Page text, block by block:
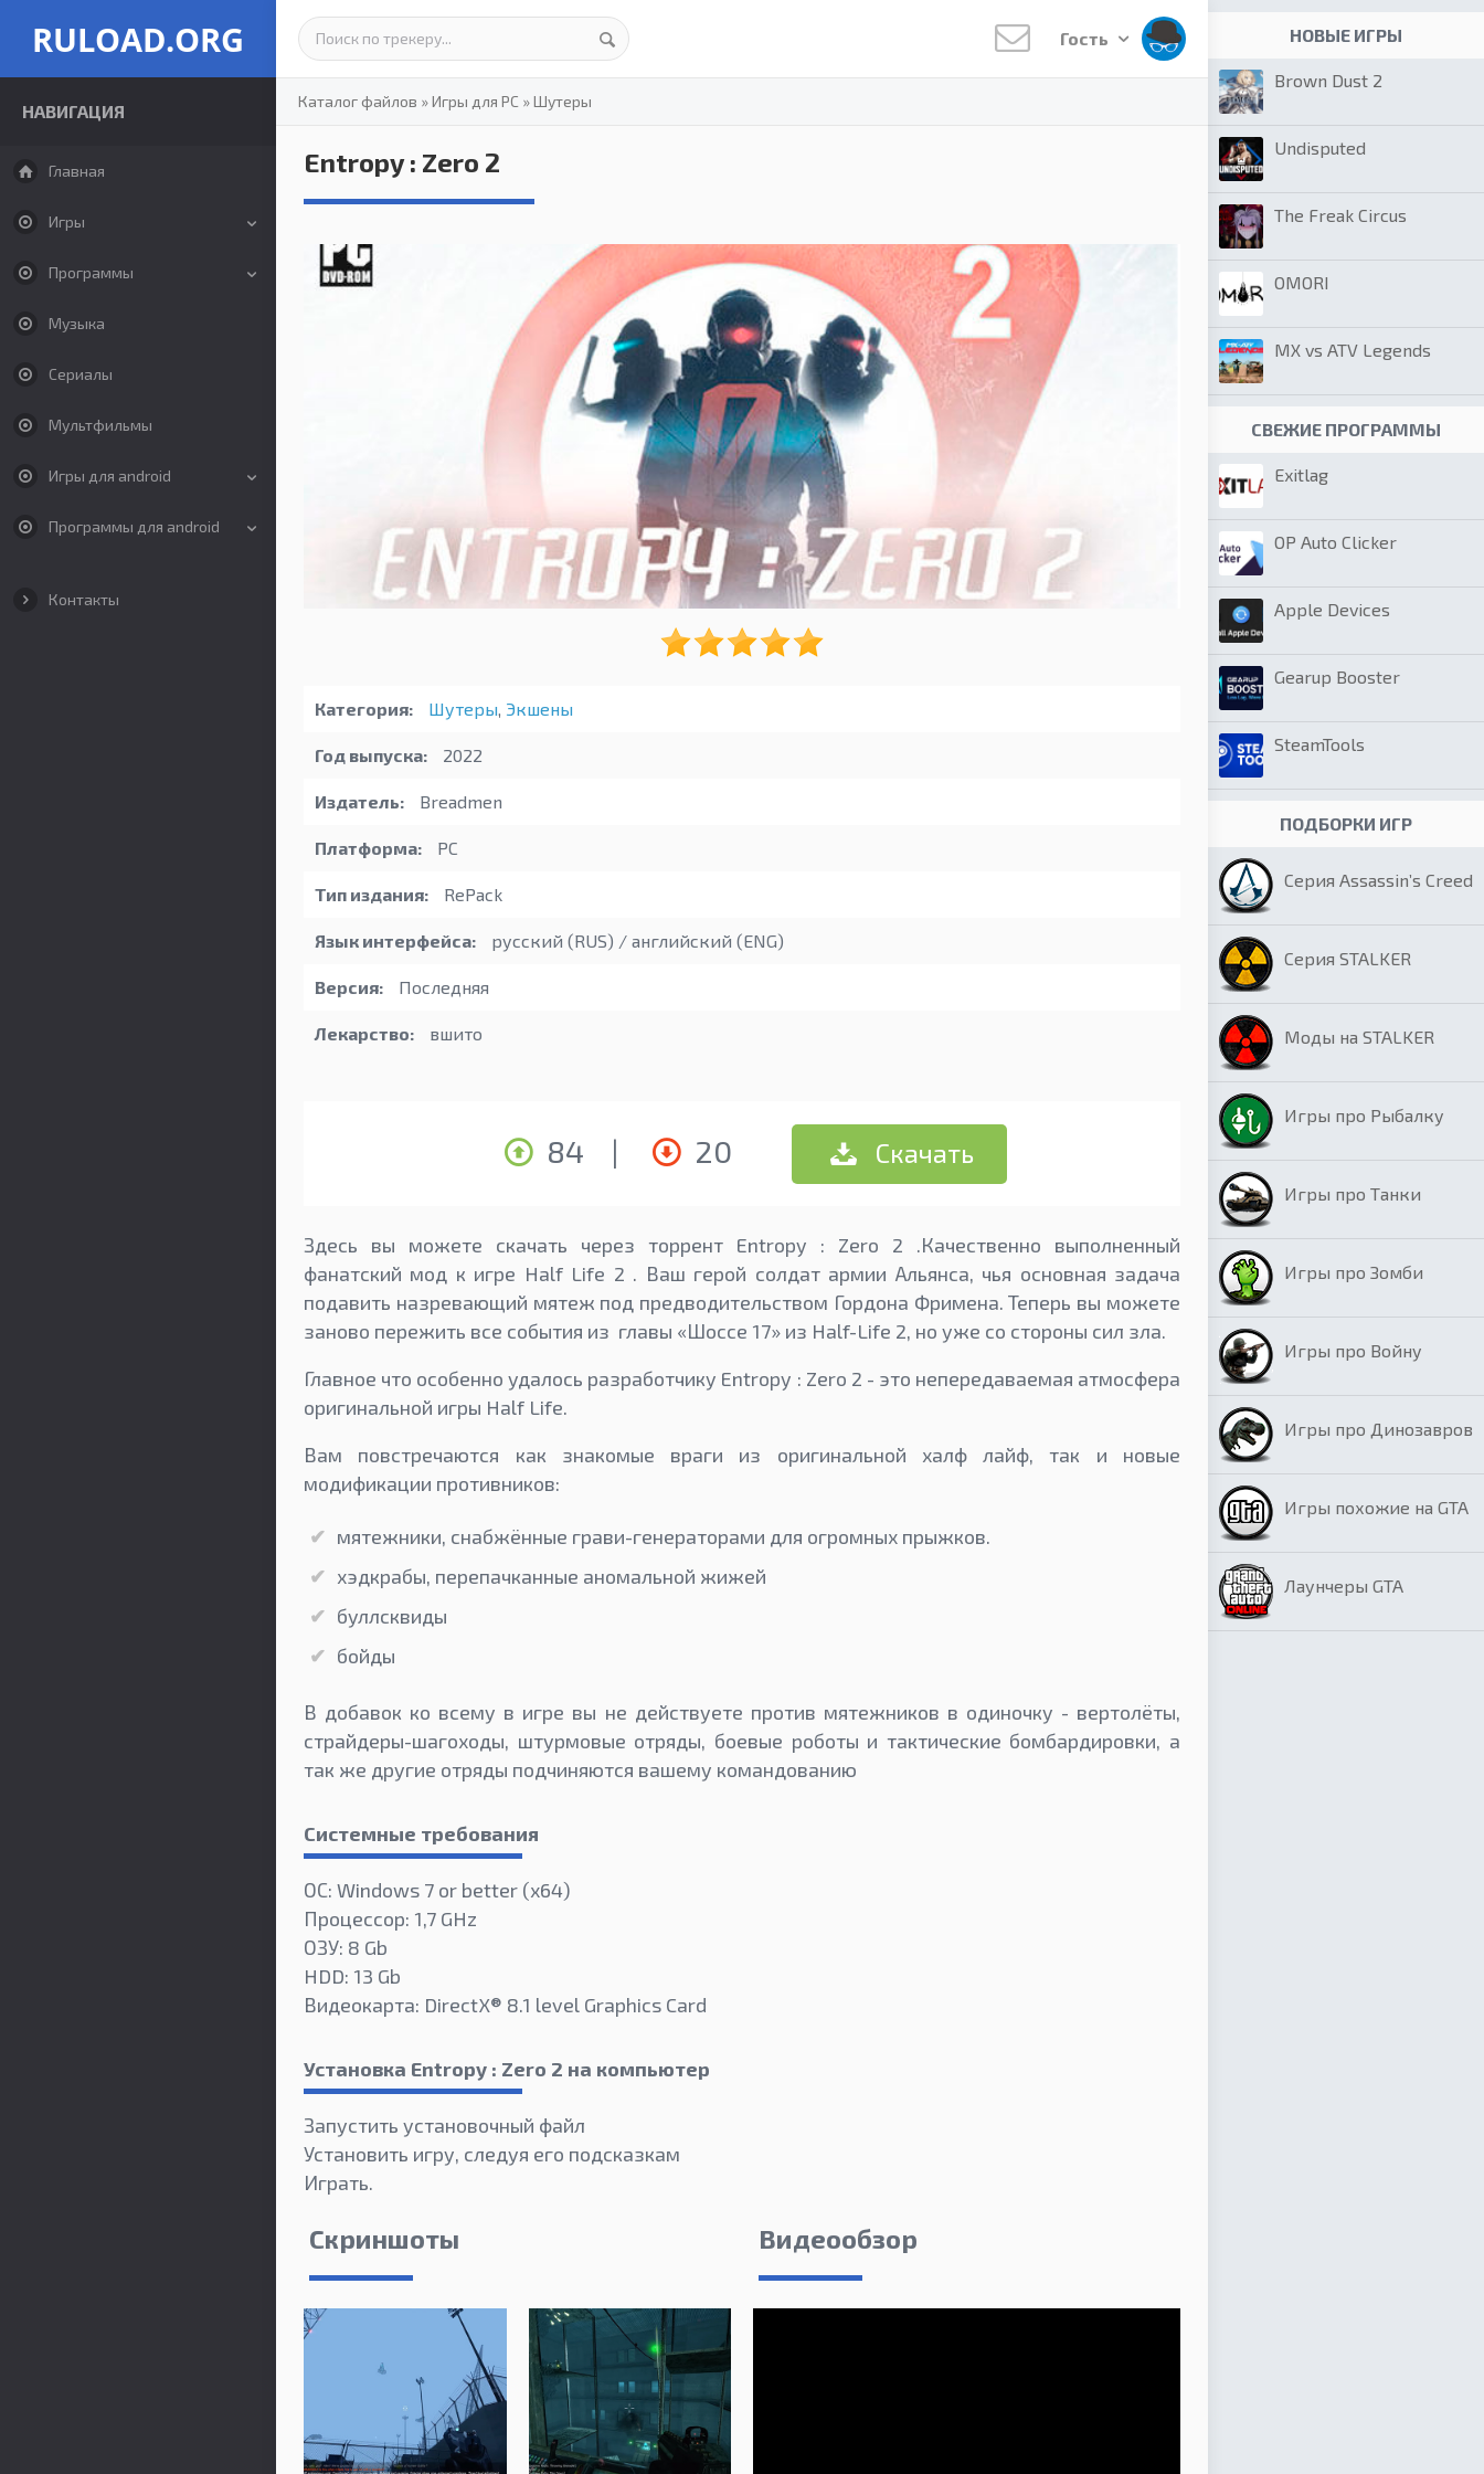
RULOAD.ORG
НАВИГАЦИЯ
Главная
Игры
Программы
Музыка
Сериалы
Мультфильмы
Игры для android
Программы для android
Контакты
Гость
Каталог файлов »Игры для PC »Шутеры
Entropy : Zero 2
Категория: Шутеры, Экшены
Год выпуска: 2022
Издатель: Breadmen
Платформа: PC
Тип издания: RePack
Язык интерфейса: русский (RUS) / английский (ENG)
Версия: Последняя
Лекарство: вшито
84 | 20 Скачать
Здесь вы можете скачать через торрент Entropy : Zero 2 .Качественно выполненный
фанатский мод к игре Half Life 2 . Ваш герой солдат армии Альянса, чья основная задача
подавить назревающий мятеж под предводительством Гордона Фримена. Теперь вы можете
заново пережить все события из главы «Шоссе 17» из Half-Life 2, но уже со стороны сил зла.
Главное что особенно удалось разработчику Entropy : Zero 2 - это непередаваемая атмосфера
оригинальной игры Half Life.
Вам повстречаются как знакомые враги из оригинальной халф лайф, так и новые
модификации противников:
мятежники, снабжённые грави-генераторами для огромных прыжков.
хэдкрабы, перепачканные аномальной жижей
буллсквиды
бойды
В добавок ко всему в игре вы не действуете против мятежников в одиночку - вертолёты,
страйдеры-шагоходы, штурмовые отряды, боевые роботы и тактические бомбардировки, а
так же другие отряды подчиняются вашему командованию
Системные требования
ОС: Windows 7 or better (х64)
Процессор: 1,7 GHz
ОЗУ: 8 Gb
HDD: 13 Gb
Видеокарта: DirectX® 8.1 level Graphics Card
Установка Entropy : Zero 2 на компьютер
Запустить установочный файл
Установить игру, следуя его подсказкам
Играть.
Скриншоты Видеообзор
НОВЫЕ ИГРЫ
Brown Dust 2
Undisputed
The Freak Circus
OMORI
MX vs ATV Legends
СВЕЖИЕ ПРОГРАММЫ
Exitlag
OP Auto Clicker
Apple Devices
Gearup Booster
SteamTools
ПОДБОРКИ ИГР
Серия Assassin’s Creed
Серия STALKER
Моды на STALKER
Игры про Рыбалку
Игры про Танки
Игры про Зомби
Игры про Войну
Игры про Динозавров
Игры похожие на GTA
Лаунчеры GTA